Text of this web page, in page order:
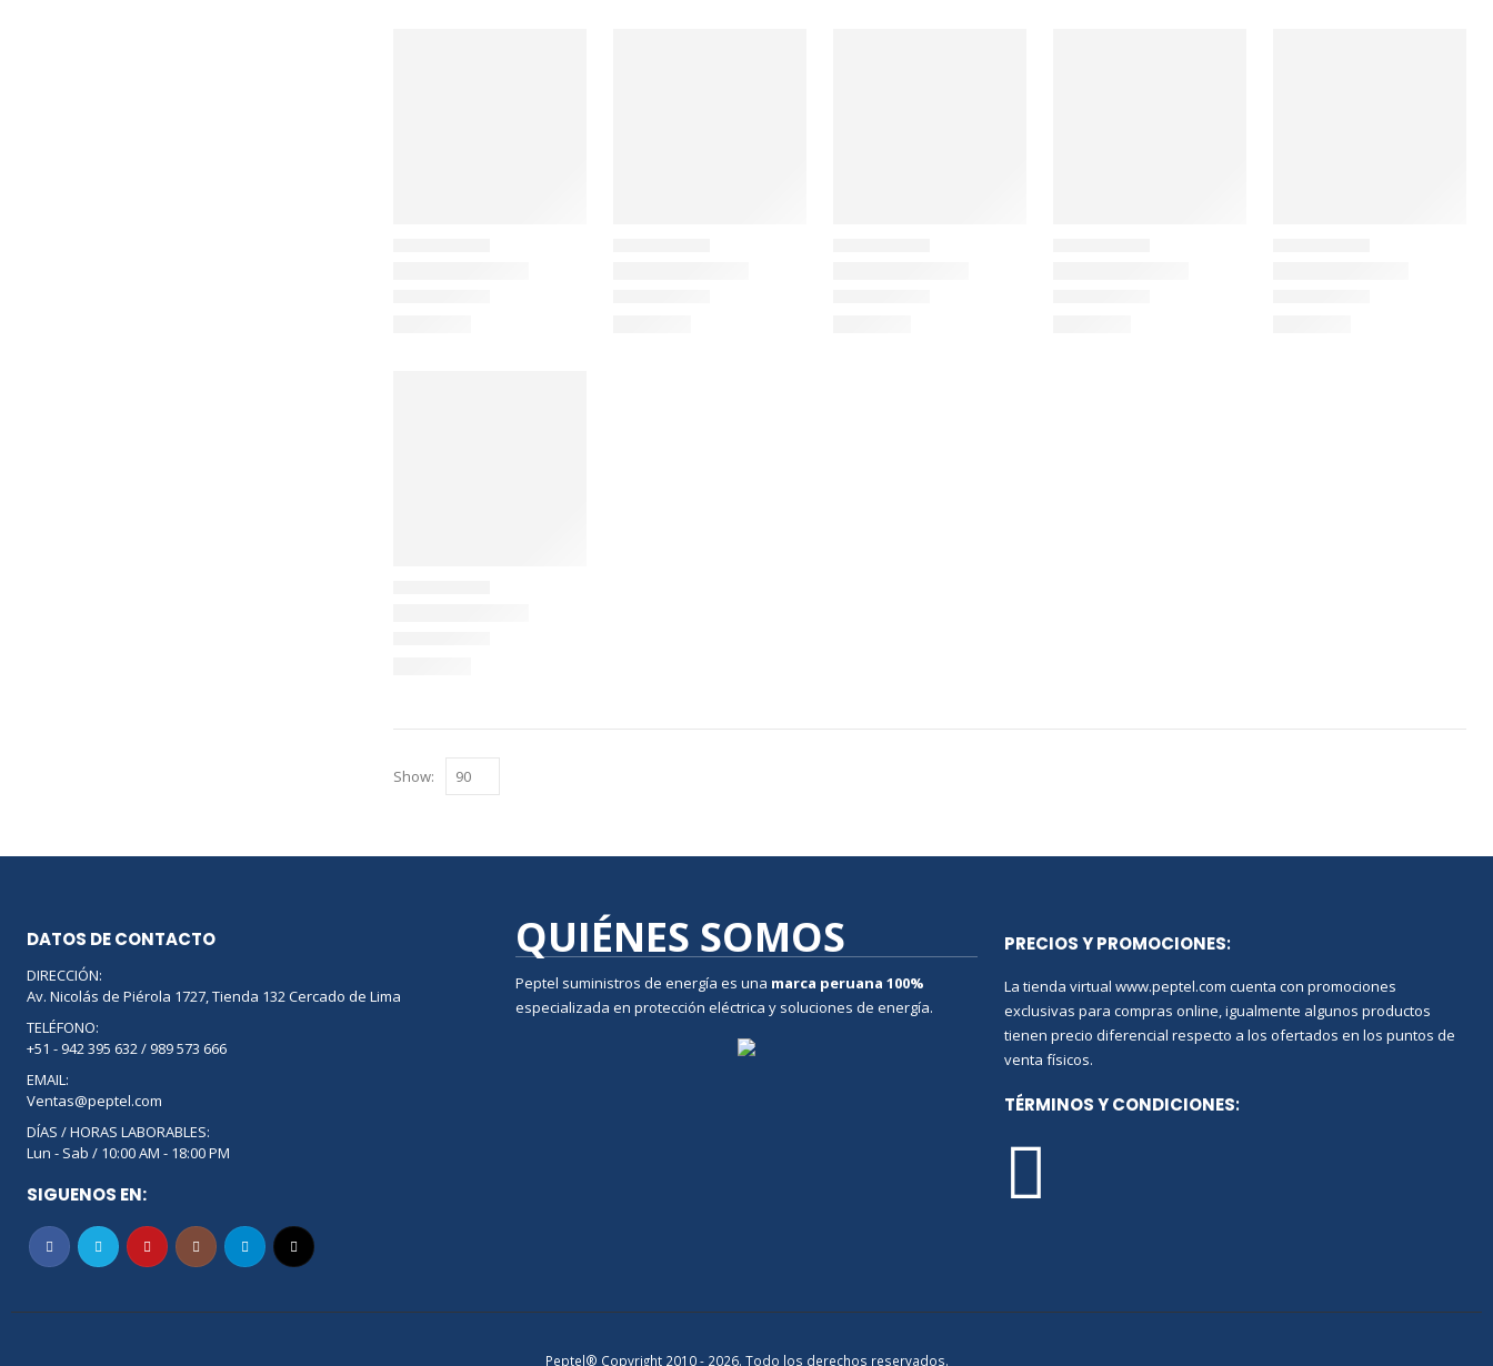
Show:
DATOS DE CONTACTO
DIRECCIÓN:
Av. Nicolás de Piérola 1727, Tienda 132 Cercado de Lima
TELÉFONO:
+51 - 942 395 632 / 989 573 666
EMAIL:
Ventas@peptel.com
DÍAS / HORAS LABORABLES:
Lun - Sab / 10:00 AM - 18:00 PM
SIGUENOS EN:
QUIÉNES SOMOS
Peptel suministros de energía es una marca peruana 100%
especializada en protección eléctrica y soluciones de energía.
PRECIOS Y PROMOCIONES:
La tienda virtual www.peptel.com cuenta con promociones
exclusivas para compras online, igualmente algunos productos
tienen precio diferencial respecto a los ofertados en los puntos de
venta físicos.
TÉRMINOS Y CONDICIONES:
Peptel® Copyright 2010 - 2026. Todo los derechos reservados.